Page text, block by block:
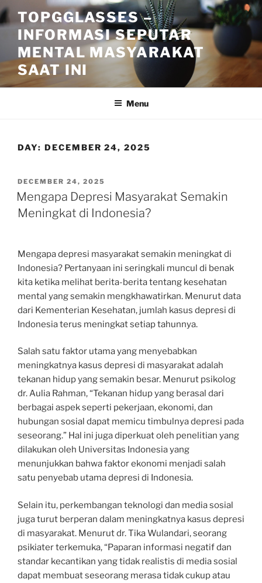
Skip
to
content
TOPGGLASSES –
INFORMASI SEPUTAR
MENTAL MASYARAKAT
SAAT INI
Menu
DAY: DECEMBER 24, 2025
POSTED
ON
DECEMBER 24, 2025
Mengapa Depresi Masyarakat Semakin
Meningkat di Indonesia?
Mengapa depresi masyarakat semakin meningkat di
Indonesia? Pertanyaan ini seringkali muncul di benak
kita ketika melihat berita-berita tentang kesehatan
mental yang semakin mengkhawatirkan. Menurut data
dari Kementerian Kesehatan, jumlah kasus depresi di
Indonesia terus meningkat setiap tahunnya.
Salah satu faktor utama yang menyebabkan
meningkatnya kasus depresi di masyarakat adalah
tekanan hidup yang semakin besar. Menurut psikolog
dr. Aulia Rahman, “Tekanan hidup yang berasal dari
berbagai aspek seperti pekerjaan, ekonomi, dan
hubungan sosial dapat memicu timbulnya depresi pada
seseorang.” Hal ini juga diperkuat oleh penelitian yang
dilakukan oleh Universitas Indonesia yang
menunjukkan bahwa faktor ekonomi menjadi salah
satu penyebab utama depresi di Indonesia.
Selain itu, perkembangan teknologi dan media sosial
juga turut berperan dalam meningkatnya kasus depresi
di masyarakat. Menurut dr. Tika Wulandari, seorang
psikiater terkemuka, “Paparan informasi negatif dan
standar kecantikan yang tidak realistis di media sosial
dapat membuat seseorang merasa tidak cukup atau